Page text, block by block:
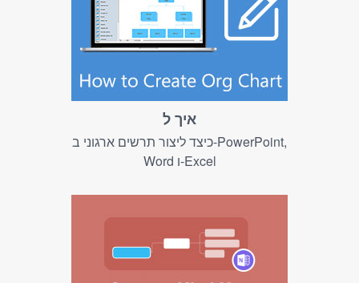
איך ל
כיצד ליצור תרשים ארגוני ב-PowerPoint,
Word ו-Excel